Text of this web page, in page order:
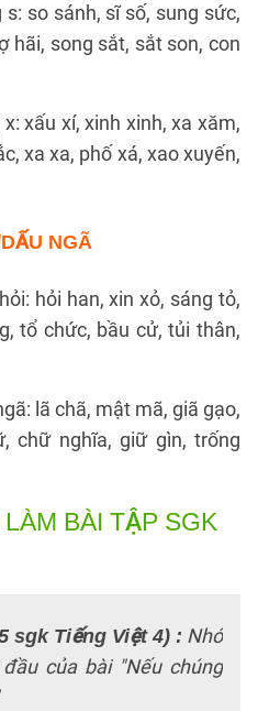
so sánh, sĩ số, sung sức,
hãi, song sắt, sắt son, con
xấu xí, xinh xinh, xa xăm,
xa xa, phố xá, xao xuyến,
NGÃ
hỏi han, xin xỏ, sáng tỏ,
tổ chức, bầu cử, tủi thân,
lã chã, mật mã, giã gạo,
chữ nghĩa, giữ gìn, trống
BÀI TẬP SGK
sgk Tiếng Việt 4) : Nhớ
của bài "Nếu chúng